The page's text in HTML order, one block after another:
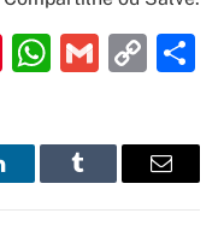
Pinterest
Gmail
Tumblr Email